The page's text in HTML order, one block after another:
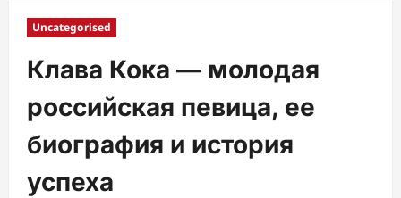
Uncategorised
Клава Кока — молодая
российская певица, ее
биография и история
успеха